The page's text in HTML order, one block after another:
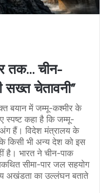
तक… चीन-
सख्त चेतावनी”
बयान में जम्मू-कश्मीर के
स्पष्ट कहा है कि जम्मू-
हैं। विदेश मंत्रालय के
किसी भी अन्य देश को इस
है। भारत ने चीन-पाक
सीमा-पार जल सहयोग
अखंडता का उल्लंघन बताते